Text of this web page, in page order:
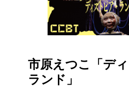
市原えつこ「デ
ランド」